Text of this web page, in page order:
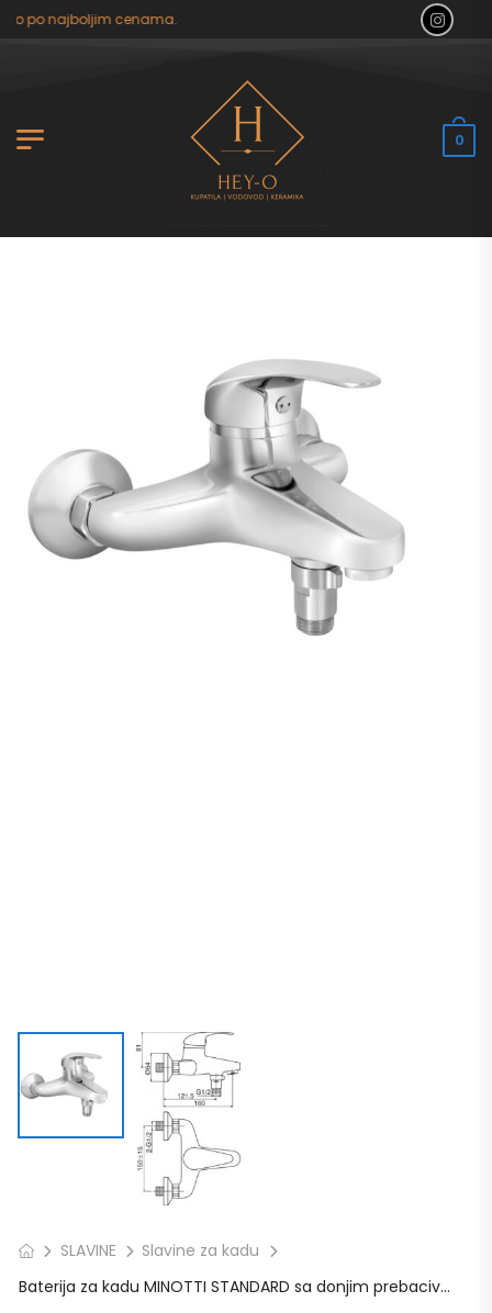
po najboljim cenama.
0
SLAVINE
Slavine za kadu
Baterija za kadu MINOTTI STANDARD sa donjim prebacivačem